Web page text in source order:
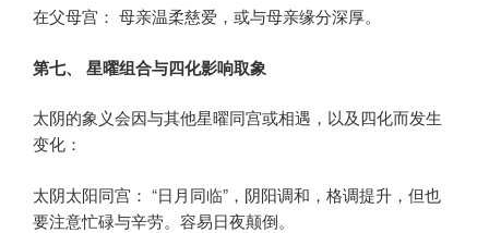
在父母宫： 母亲温柔慈爱，或与母亲缘分深厚。
第七、 星曜组合与四化影响取象
太阴的象义会因与其他星曜同宫或相遇，以及四化而发生
变化：
太阴太阳同宫： “日月同临”，阴阳调和，格调提升，但也
要注意忙碌与辛劳。容易日夜颠倒。